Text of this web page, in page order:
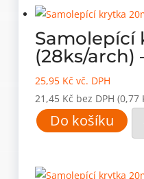
Samolepící
(28ks/arch)
25,95 Kč vč. DPH
21,45 Kč bez DPH (0,77
Do košíku